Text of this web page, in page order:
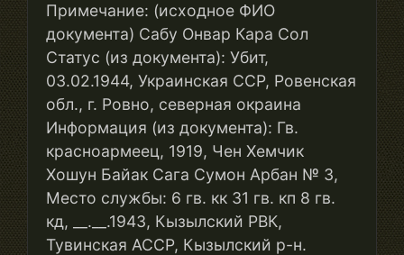
Примечание: (исходное ФИО
документа) Сабу Онвар Кара Сол
Статус (из документа): Убит,
03.02.1944, Украинская ССР, Ровенская
обл., г. Ровно, северная окраина
Информация (из документа): Гв.
красноармеец, 1919, Чен Хемчик
Хошун Байак Сага Сумон Арбан № 3,
Место службы: 6 гв. кк 31 гв. кп 8 гв.
кд, __.__.1943, Кызылский РВК,
Тувинская АССР, Кызылский р-н.